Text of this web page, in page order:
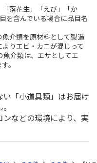
落花生」「えび」「か
を含んでいる場合に品目名
介類を原材料として製造
りエビ・カニが混じって
魚介類は、エサとしてエ
。
「小道具類」はお届け
などの環境により、実